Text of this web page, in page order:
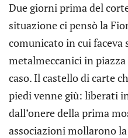
Due giorni prima del
situazione ci pensò la
comunicato in cui faceva
metalmeccanici in
caso. Il castello di carte
piedi venne giù: liberati
dall’onere della prima
associazioni mollarono